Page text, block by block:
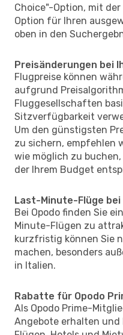
Choice"-Option, mit
Option für Ihren
oben in den
Preisänderungen bei
Flugpreise können
aufgrund
Fluggesellschaften
Sitzverfügbarkeit
Um den günstigsten
zu sichern, empfehlen
wie möglich zu
der Ihrem Budget
Last-Minute-Flüge bei
Bei Opodo finden Sie
Minute-Flügen zu
kurzfristig können Sie
machen, besonders
in Italien.
Rabatte für Opodo
Als Opodo Prime-
Angebote erhalten und